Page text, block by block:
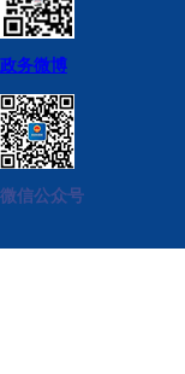
政务微博
微信公众号